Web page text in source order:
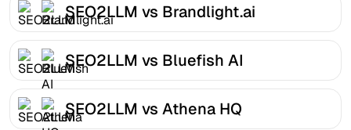
SEO2LLM vs Brandlight.ai
SEO2LLM vs Bluefish AI
SEO2LLM vs Athena HQ